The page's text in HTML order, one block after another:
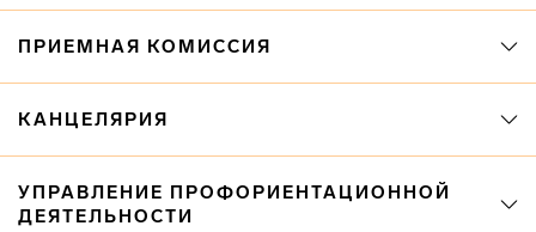
ПРИЕМНАЯ КОМИССИЯ
КАНЦЕЛЯРИЯ
УПРАВЛЕНИЕ ПРОФОРИЕНТАЦИОННОЙ
ДЕЯТЕЛЬНОСТИ